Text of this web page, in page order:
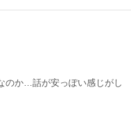
のか…話が安っぽい感じがし